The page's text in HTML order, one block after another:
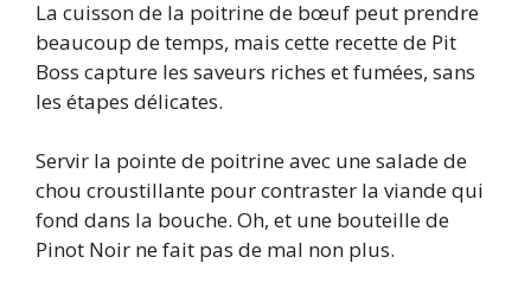
La cuisson de la poitrine de bœuf peut prendre
beaucoup de temps, mais cette recette de Pit
Boss capture les saveurs riches et fumées, sans
les étapes délicates.
Servir la pointe de poitrine avec une salade de
chou croustillante pour contraster la viande qui
fond dans la bouche. Oh, et une bouteille de
Pinot Noir ne fait pas de mal non plus.